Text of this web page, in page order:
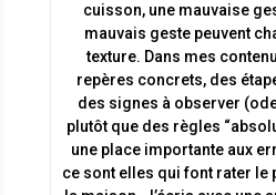
cuisson, une mauvaise
mauvais geste peuvent
texture. Dans mes
repères concrets, des
des signes à observer
plutôt que des règles
une place importante aux
ce sont elles qui font rater le